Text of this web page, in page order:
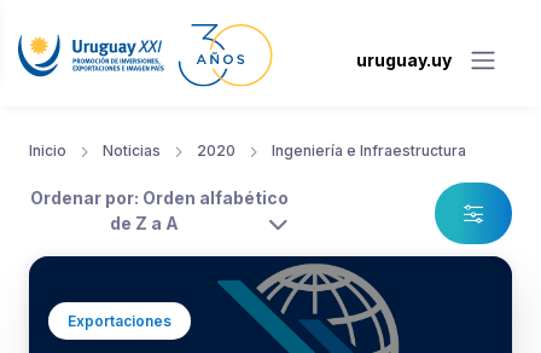
uruguay.uy
Inicio Noticias 2020 Ingeniería e Infraestructura
Ordenar por: Orden alfabético
de Z a A
Exportaciones